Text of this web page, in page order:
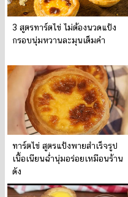
3 สูตรทาร์ตไข่ ไม่ต้องนวดแป้ง
กรอบนุ่มหวานละมุนเต็มคำ
ทาร์ตไข่ สูตรแป้งพายสำเร็จรูป
เนื้อเนียนฉ่ำนุ่มอร่อยเหมือนร้าน
ดัง